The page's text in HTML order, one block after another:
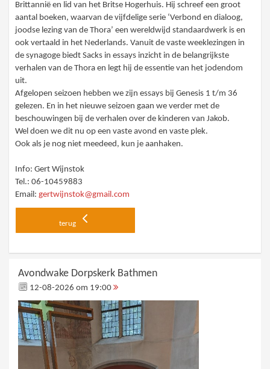
Brittannië en lid van het Britse Hogerhuis. Hij schreef een groot
aantal boeken, waarvan de vijfdelige serie ‘Verbond en dialoog,
joodse lezing van de Thora’ een wereldwijd standaardwerk is en
ook vertaald in het Nederlands. Vanuit de vaste weeklezingen in
de synagoge biedt Sacks in essays inzicht in de belangrijkste
verhalen van de Thora en legt hij de essentie van het jodendom
uit.
Afgelopen seizoen hebben we zijn essays bij Genesis 1 t/m 36
gelezen. En in het nieuwe seizoen gaan we verder met de
beschouwingen bij de verhalen over de kinderen van Jakob.
Wel doen we dit nu op een vaste avond en vaste plek.
Ook als je nog niet meedeed, kun je aanhaken.
Info: Gert Wijnstok
Tel.: 06-10459883
Email:gertwijnstok@gmail.com
terug
Avondwake Dorpskerk Bathmen
12-08-2026 om 19:00